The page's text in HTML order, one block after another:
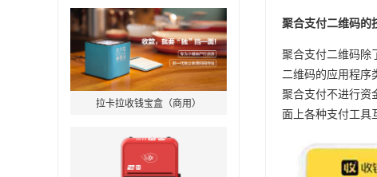
拉卡拉收钱宝盒（商用）
聚合支付二维码的
聚合支付二维码除
二维码的应用程序
聚合支付不进行资
面上各种支付工具